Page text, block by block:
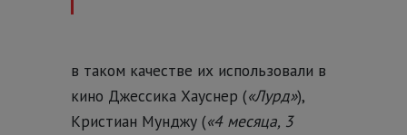
в таком качестве их использовали в
кино Джессика Хауснер («Лурд»),
Кристиан Мунджу («4 месяца, 3